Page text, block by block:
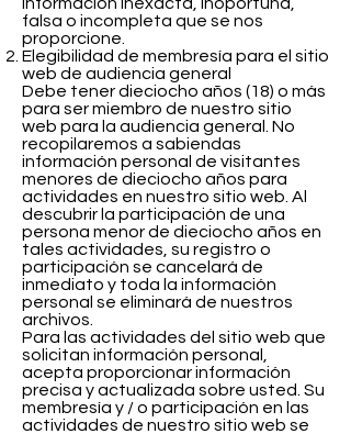
falsa o incompleta que se nos
proporcione.
Elegibilidad de membresía para el sitio
web de audiencia general
Debe tener dieciocho años (18) o más
para ser miembro de nuestro sitio
web para la audiencia general. No
recopilaremos a sabiendas
información personal de visitantes
menores de dieciocho años para
actividades en nuestro sitio web. Al
descubrir la participación de una
persona menor de dieciocho años en
tales actividades, su registro o
participación se cancelará de
inmediato y toda la información
personal se eliminará de nuestros
archivos.
Para las actividades del sitio web que
solicitan información personal,
acepta proporcionar información
precisa y actualizada sobre usted. Su
membresía y / o participación en las
actividades de nuestro sitio web se